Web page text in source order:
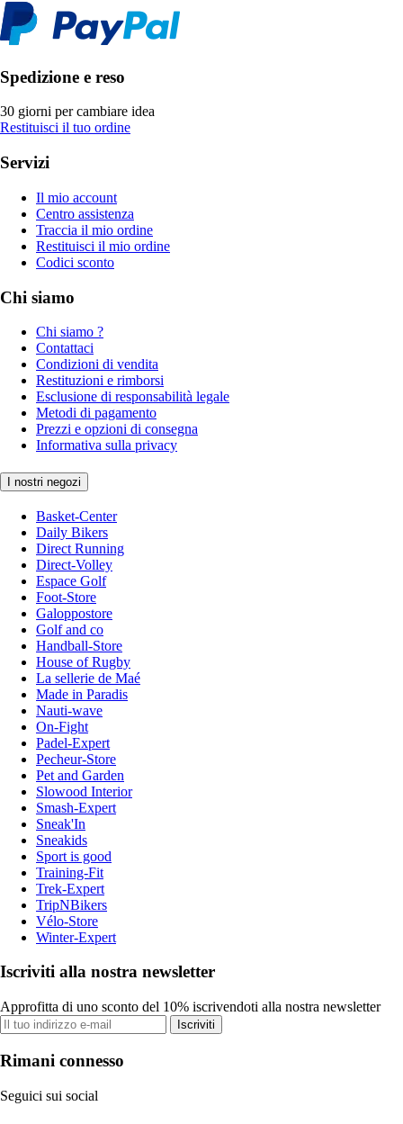
Spedizione e reso
30 giorni per cambiare idea
Restituisci il tuo ordine
Servizi
Il mio account
Centro assistenza
Traccia il mio ordine
Restituisci il mio ordine
Codici sconto
Chi siamo
Chi siamo ?
Contattaci
Condizioni di vendita
Restituzioni e rimborsi
Esclusione di responsabilità legale
Metodi di pagamento
Prezzi e opzioni di consegna
Informativa sulla privacy
I nostri negozi
Basket-Center
Daily Bikers
Direct Running
Direct-Volley
Espace Golf
Foot-Store
Galoppostore
Golf and co
Handball-Store
House of Rugby
La sellerie de Maé
Made in Paradis
Nauti-wave
On-Fight
Padel-Expert
Pecheur-Store
Pet and Garden
Slowood Interior
Smash-Expert
Sneak'In
Sneakids
Sport is good
Training-Fit
Trek-Expert
TripNBikers
Vélo-Store
Winter-Expert
Iscriviti alla nostra newsletter
Approfitta di uno sconto del 10% iscrivendoti alla nostra newsletter
Iscriviti
Rimani connesso
Seguici sui social